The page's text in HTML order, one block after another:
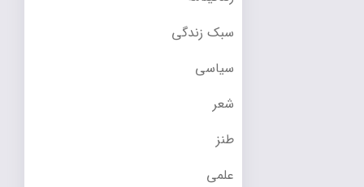
سبک زندگی
سیاسی
شعر
طنز
علمی